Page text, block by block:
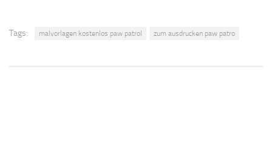
Tags: malvorlagen kostenlos paw patrol zum ausdrucken paw patro